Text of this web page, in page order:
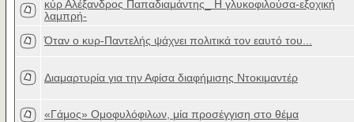
κύρ Αλέξανδρος Παπαδιαμάντης_ Η γλυκοφιλούσα-εξοχική
λαμπρή-
Όταν ο κυρ-Παντελής ψάχνει πολιτικά τον εαυτό του...
Διαμαρτυρία για την Αφίσα διαφήμισης Ντοκιμαντέρ
«Γάμος» Ομοφυλόφιλων, μία προσέγγιση στο θέμα